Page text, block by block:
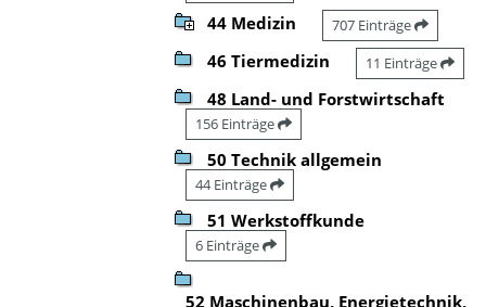
44 Medizin 707 Einträge
46 Tiermedizin 11 Einträge
48 Land- und Forstwirtschaft
156 Einträge
50 Technik allgemein
44 Einträge
51 Werkstoffkunde
6 Einträge
52 Maschinenbau, Energietechnik,